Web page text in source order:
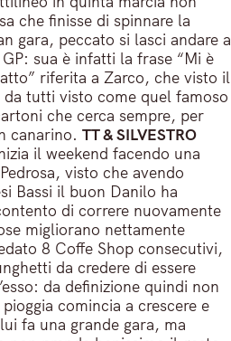
che finisse di spinnare la
gara, peccato si lasci andare a
sua è infatti la frase “Mi è
riferita a Zarco, che visto il
tutti visto come quel famoso
che cerca sempre, per
canarino. TT & SILVESTRO
il weekend facendo una
visto che avendo
Bassi il buon Danilo ha
di correre nuovamente
migliorano nettamente
8 Coffe Shop consecutivi,
da credere di essere
da definizione quindi non
comincia a crescere e
fa una grande gara, ma